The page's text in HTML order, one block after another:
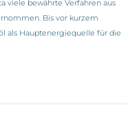
viele bewährte Verfahren aus
Bis vor kurzem
als Hauptenergiequelle für die